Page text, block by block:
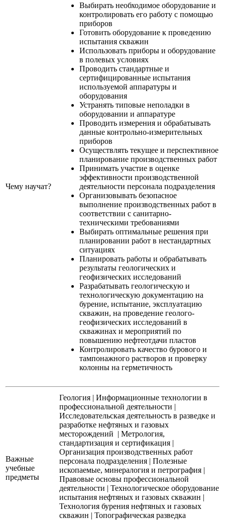
Чему научат?
Выбирать необходимое оборудование и
контролировать его работу с помощью
приборов
Готовить оборудование к проведению
испытания скважин
Использовать приборы и оборудование
в полевых условиях
Проводить стандартные и
сертифицированные испытания
используемой аппаратуры и
оборудования
Устранять типовые неполадки в
оборудовании и аппаратуре
Проводить измерения и обрабатывать
данные контрольно-измерительных
приборов
Осуществлять текущее и перспективное
планирование производственных работ
Принимать участие в оценке
эффективности производственной
деятельности персонала подразделения
Организовывать безопасное
выполнение производственных работ в
соответствии с санитарно-
техническими требованиями
Выбирать оптимальные решения при
планировании работ в нестандартных
ситуациях
Планировать работы и обрабатывать
результаты геологических и
геофизических исследований
Разрабатывать геологическую и
технологическую документацию на
бурение, испытание, эксплуатацию
скважин, на проведение геолого-
геофизических исследований в
скважинах и мероприятий по
повышению нефтеотдачи пластов
Контролировать качество бурового и
тампонажного растворов и проверку
колонны на герметичность
Важные
учебные
предметы
Геология | Информационные технологии в
профессиональной деятельности |
Исследовательская деятельность в разведке и
разработке нефтяных и газовых
месторождений | Метрология,
стандартизация и сертификация |
Организация производственных работ
персонала подразделения | Полезные
ископаемые, минералогия и петрография |
Правовые основы профессиональной
деятельности | Технологическое оборудование
испытания нефтяных и газовых скважин |
Технология бурения нефтяных и газовых
скважин | Топографическая разведка